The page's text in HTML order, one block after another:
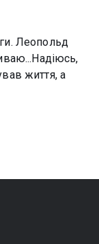
Леопольд
життя, а